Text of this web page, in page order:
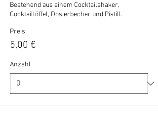
Bestehend aus einem Cocktailshaker,
Cocktaillöffel, Dosierbecher und Pistill.
Preis
5,00 €
Anzahl